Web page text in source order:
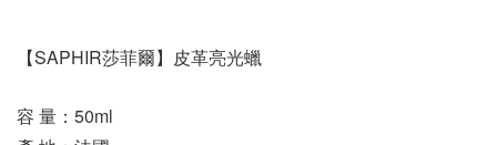
【SAPHIR莎菲爾】皮革亮光蠟
容 量：50ml